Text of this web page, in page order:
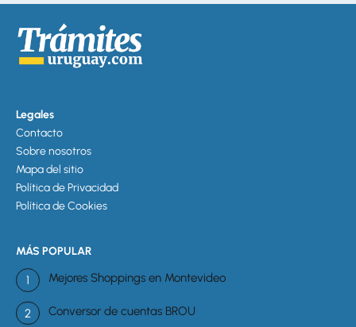
Legales
Contacto
Sobre nosotros
Mapa del sitio
Política de Privacidad
Política de Cookies
MÁS POPULAR
Mejores Shoppings en Montevideo
Conversor de cuentas BROU